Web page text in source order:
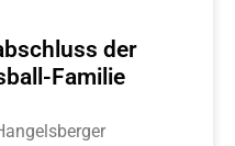
der
Familie